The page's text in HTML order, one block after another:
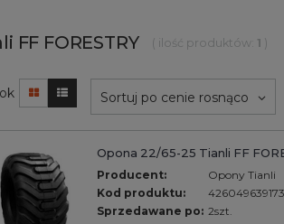
FF FORESTRY ( ilość produktów: 1 )
Sortuj po cenie rosnąco
Opona 22/65-25 Tianli FF
Producent:
Opony Tianli
Kod produktu:
Sprzedawane po: 2szt.